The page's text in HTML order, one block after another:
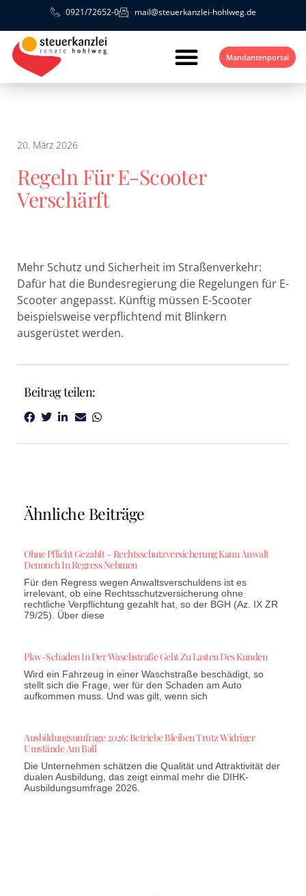
0921/72652-0 mail@steuerkanzlei-hohlweg.de
Mandantenportal
20. März 2026
Regeln Für E-Scooter
Verschärft
Mehr Schutz und Sicherheit im Straßenverkehr:
Dafür hat die Bundesregierung die Regelungen für E-
Scooter angepasst. Künftig müssen E-Scooter
beispielsweise verpflichtend mit Blinkern
ausgerüstet werden.
Beitrag teilen:
Ähnliche Beiträge
Ohne Pflicht Gezahlt – Rechtsschutzversicherung Kann Anwalt
Dennoch In Regress Nehmen
Für den Regress wegen Anwaltsverschuldens ist es
irrelevant, ob eine Rechtsschutzversicherung ohne
rechtliche Verpflichtung gezahlt hat, so der BGH (Az. IX ZR
79/25). Über diese
Pkw-Schaden In Der Waschstraße Geht Zu Lasten Des Kunden
Wird ein Fahrzeug in einer Waschstraße beschädigt, so
stellt sich die Frage, wer für den Schaden am Auto
aufkommen muss. Und was gilt, wenn sich
Ausbildungsumfrage 2026: Betriebe Bleiben Trotz Widriger
Umstände Am Ball
Die Unternehmen schätzen die Qualität und Attraktivität der
dualen Ausbildung, das zeigt einmal mehr die DIHK-
Ausbildungsumfrage 2026.